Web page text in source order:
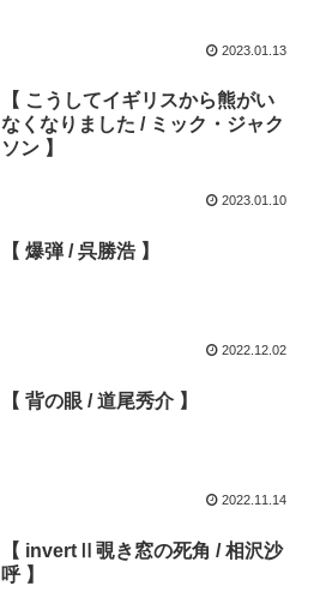
2023.01.13
【 こうしてイギリスから熊がい
なくなりました / ミック・ジャク
ソン 】
2023.01.10
【 爆弾 / 呉勝浩 】
2022.12.02
【 背の眼 / 道尾秀介 】
2022.11.14
【 invertⅡ覗き窓の死角 / 相沢沙
呼 】